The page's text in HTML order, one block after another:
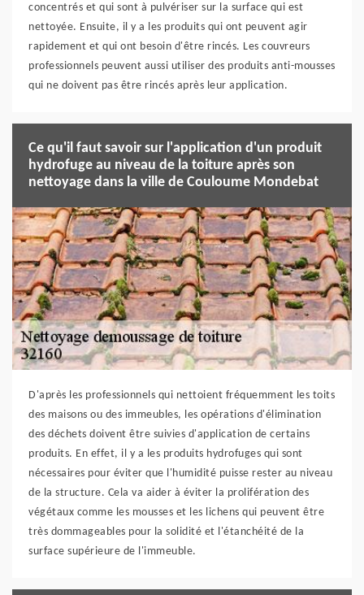
concentrés et qui sont à pulvériser sur la surface qui est
nettoyée. Ensuite, il y a les produits qui ont peuvent agir
rapidement et qui ont besoin d'être rincés. Les couvreurs
professionnels peuvent aussi utiliser des produits anti-mousses
qui ne doivent pas être rincés après leur application.
Ce qu'il faut savoir sur l'application d'un produit
hydrofuge au niveau de la toiture après son
nettoyage dans la ville de Couloume Mondebat
D'après les professionnels qui nettoient fréquemment les toits
des maisons ou des immeubles, les opérations d'élimination
des déchets doivent être suivies d'application de certains
produits. En effet, il y a les produits hydrofuges qui sont
nécessaires pour éviter que l'humidité puisse rester au niveau
de la structure. Cela va aider à éviter la prolifération des
végétaux comme les mousses et les lichens qui peuvent être
très dommageables pour la solidité et l'étanchéité de la
surface supérieure de l'immeuble.